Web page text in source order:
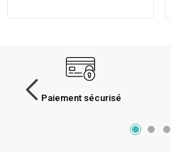
Paiement sécurisé